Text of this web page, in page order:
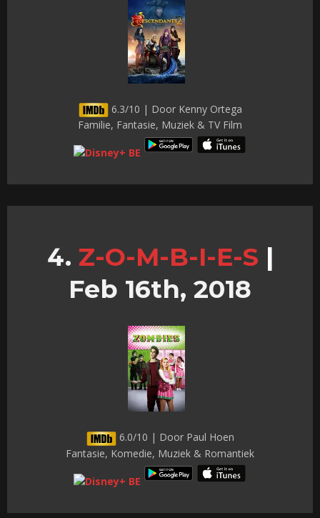
6.3/10 | Door Kenny Ortega
Familie, Fantasie, Muziek & TV Film
Z-O-M-B-I-E-S |
Feb 16th, 2018
6.0/10 | Door Paul Hoen
Fantasie, Komedie, Muziek & Romantiek